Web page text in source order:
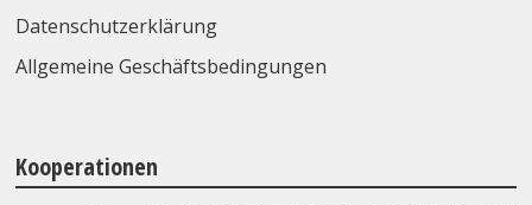
Datenschutzerklärung
Allgemeine Geschäftsbedingungen
Kooperationen